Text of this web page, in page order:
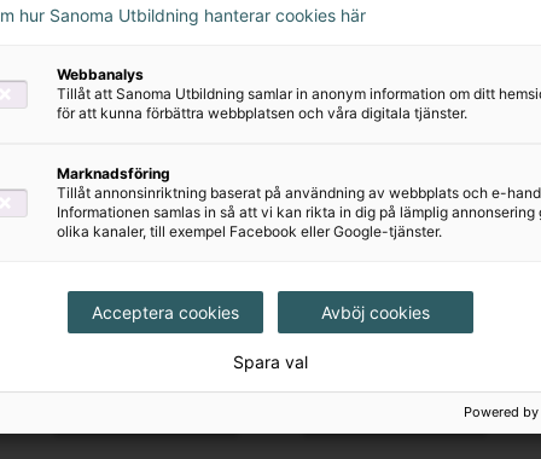
för köp av dig som är privatkund
hur Sanoma Utbildning hanterar cookies här
Webbanalys
Tillåt att Sanoma Utbildning samlar in anonym information om ditt
för att kunna förbättra webbplatsen och våra digitala tjänster.
Marknadsföring
Tillåt annonsinriktning baserat på användning av webbplats och e-
Informationen samlas in så att vi kan rikta in dig på lämplig annonsering
olika kanaler, till exempel Facebook eller Google-tjänster.
Acceptera cookies Avböj cookies
Spara val
Powered by